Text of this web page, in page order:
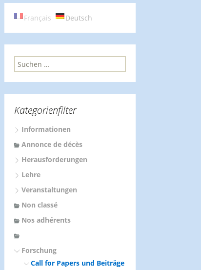
Français Deutsch
S
u
n
a
c
:
Kategorienfilter
Informationen
Annonce de décès
Herausforderungen
Lehre
Veranstaltungen
Non classé
Nos adhérents
Forschung
Call for Papers und Beiträge